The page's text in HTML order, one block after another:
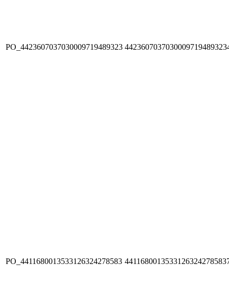
PO_4423607037030009719489323
PO_4411680013533126324278583